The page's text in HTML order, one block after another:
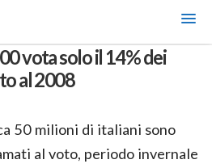
vota solo il 14% dei
al 2008
50 milioni di italiani sono
al voto, periodo invernale